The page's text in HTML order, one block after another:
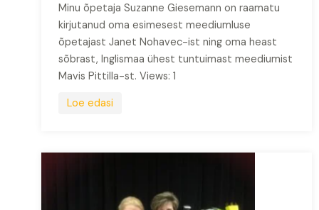
Minu õpetaja Suzanne Giesemann on raamatu
kirjutanud oma esimesest meediumluse
õpetajast Janet Nohavec-ist ning oma heast
sõbrast, Inglismaa ühest tuntuimast meediumist
Mavis Pittilla-st. Views: 1
Loe edasi